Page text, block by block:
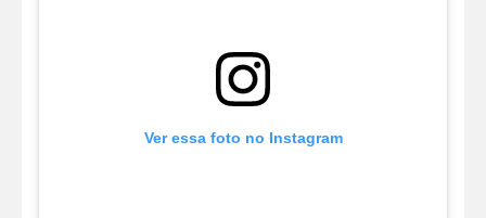
Ver essa foto no Instagram